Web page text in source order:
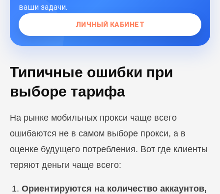
ваши задачи.
ЛИЧНЫЙ КАБИНЕТ
Типичные ошибки при
выборе тарифа
На рынке мобильных прокси чаще всего
ошибаются не в самом выборе прокси, а в
оценке будущего потребления. Вот где клиенты
теряют деньги чаще всего:
Ориентируются на количество аккаунтов,